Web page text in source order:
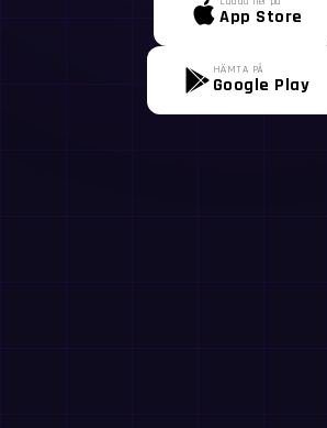
App Store
HÄMTA PÅ
Google Play